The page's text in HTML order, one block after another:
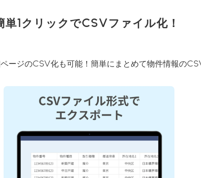
1クリックでCSVファイル化！
ージのCSV化も可能！簡単にまとめて物件情報の